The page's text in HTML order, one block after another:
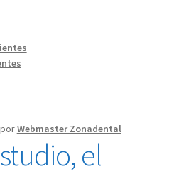
porWebmaster Zonadental
el